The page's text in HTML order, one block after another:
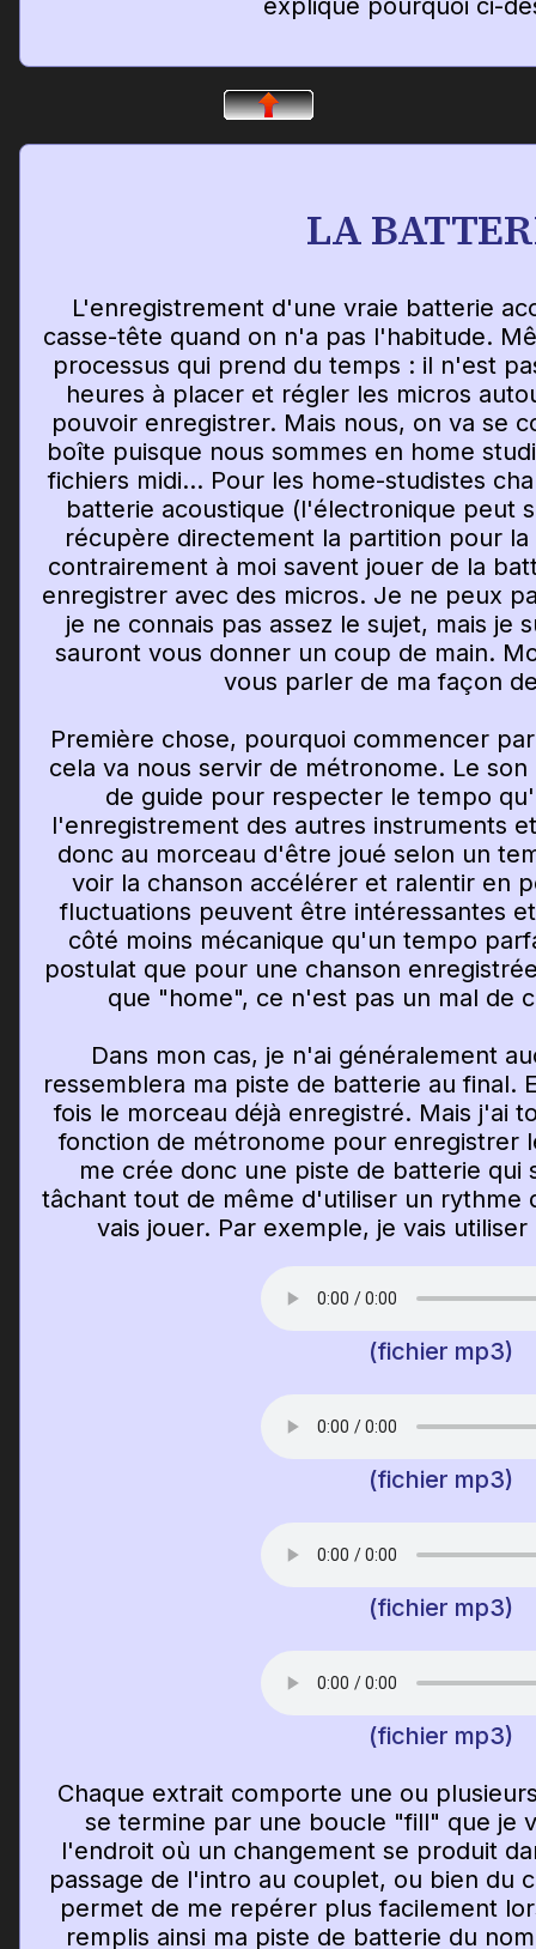
explique pourquoi ci-
LA
L'enregistrement d'une vraie batterie
casse-tête quand on n'a pas l'habitude.
processus qui prend du temps : il n'est
heures à placer et régler les micros
pouvoir enregistrer. Mais nous, on va se
boîte puisque nous sommes en home
fichiers midi... Pour les home-studistes
batterie acoustique (l'électronique peut
récupère directement la partition pour
contrairement à moi savent jouer de la
enregistrer avec des micros. Je ne peux
je ne connais pas assez le sujet, mais je
sauront vous donner un coup de main.
vous parler de ma façon
Première chose, pourquoi commencer
cela va nous servir de métronome. Le
de guide pour respecter le tempo
l'enregistrement des autres instruments
donc au morceau d'être joué selon un
voir la chanson accélérer et ralentir en
fluctuations peuvent être intéressantes
côté moins mécanique qu'un tempo
postulat que pour une chanson
que "home", ce n'est pas un mal de
Dans mon cas, je n'ai généralement
ressemblera ma piste de batterie au final.
fois le morceau déjà enregistré. Mais j'ai
fonction de métronome pour enregistrer
me crée donc une piste de batterie qui
tâchant tout de même d'utiliser un rythme
vais jouer. Par exemple, je vais
(fichier mp3)
(fichier mp3)
(fichier mp3)
(fichier mp3)
Chaque extrait comporte une ou
se termine par une boucle "fill" que je
l'endroit où un changement se produit
passage de l'intro au couplet, ou bien du
permet de me repérer plus facilement
remplis ainsi ma piste de batterie du